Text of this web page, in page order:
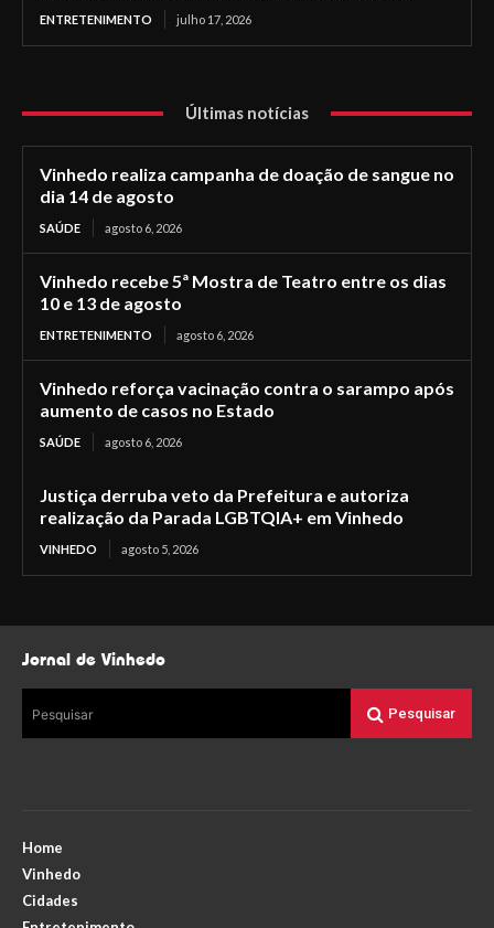
ENTRETENIMENTO julho 17, 2026
Últimas notícias
Vinhedo realiza campanha de doação de sangue no
dia 14 de agosto
SAÚDE agosto 6, 2026
Vinhedo recebe 5ª Mostra de Teatro entre os dias
10 e 13 de agosto
ENTRETENIMENTO agosto 6, 2026
Vinhedo reforça vacinação contra o sarampo após
aumento de casos no Estado
SAÚDE agosto 6, 2026
Justiça derruba veto da Prefeitura e autoriza
realização da Parada LGBTQIA+ em Vinhedo
VINHEDO agosto 5, 2026
Jornal de Vinhedo
Pesquisar Pesquisar
Home
Vinhedo
Cidades